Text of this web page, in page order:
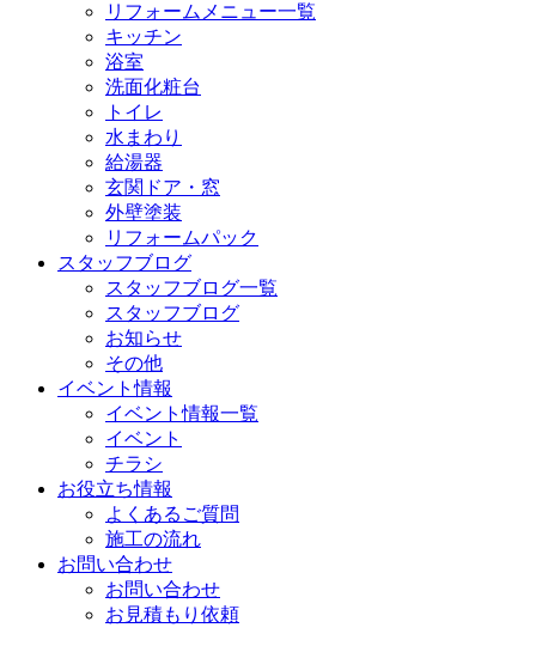
リフォームメニュー一覧
キッチン
浴室
洗面化粧台
トイレ
水まわり
給湯器
玄関ドア・窓
外壁塗装
リフォームパック
スタッフブログ
スタッフブログ一覧
スタッフブログ
お知らせ
その他
イベント情報
イベント情報一覧
イベント
チラシ
お役立ち情報
よくあるご質問
施工の流れ
お問い合わせ
お問い合わせ
お見積もり依頼